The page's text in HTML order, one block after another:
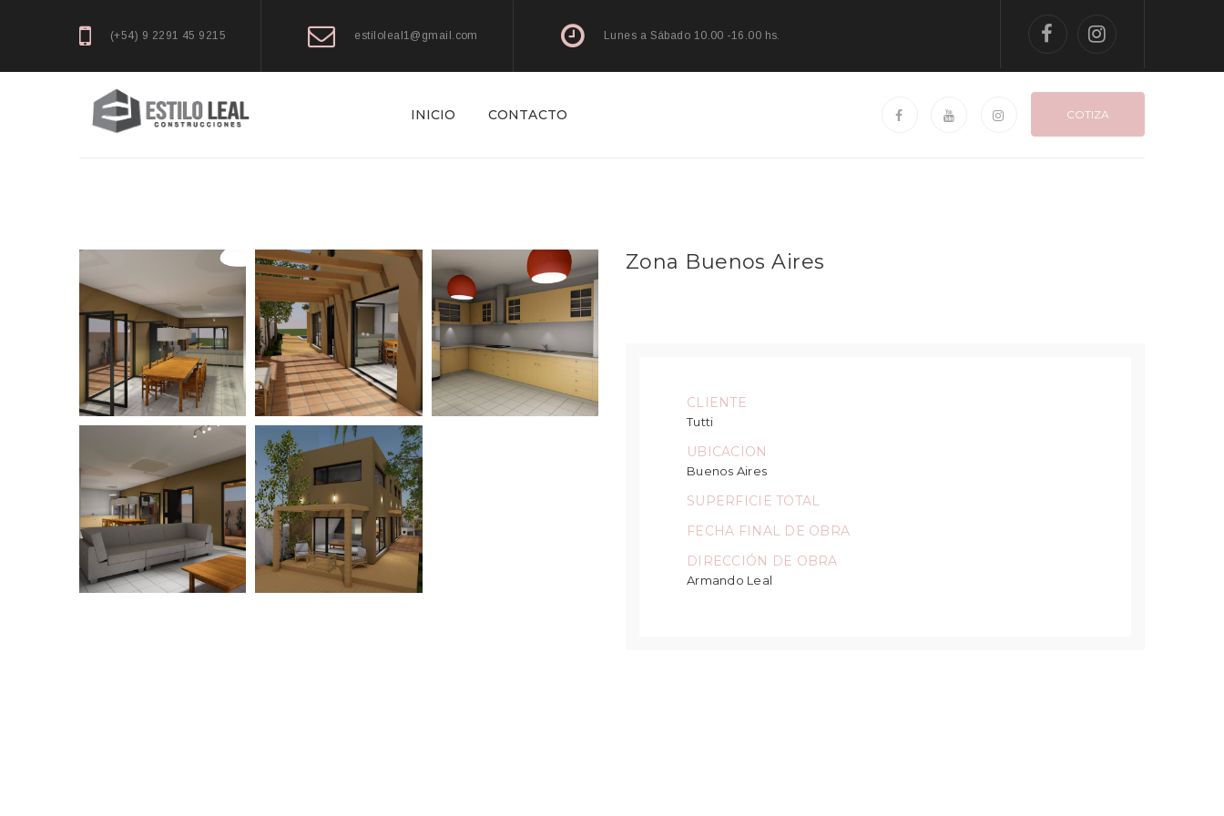
(+54) 9 2291 45 9215 estiloleal1@gmail.com Lunes a Sábado 10.00 -16.00 hs.
INICIO CONTACTO COTIZA
Zona Buenos Aires
CLIENTE
Tutti
UBICACION
Buenos Aires
SUPERFICIE TOTAL
FECHA FINAL DE OBRA
DIRECCIÓN DE OBRA
Armando Leal